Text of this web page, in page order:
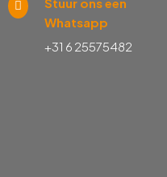
Whatsapp
+31 6 25575482